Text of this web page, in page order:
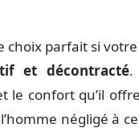
choix parfait si
et décontracté.
le confort qu’il
négligé à